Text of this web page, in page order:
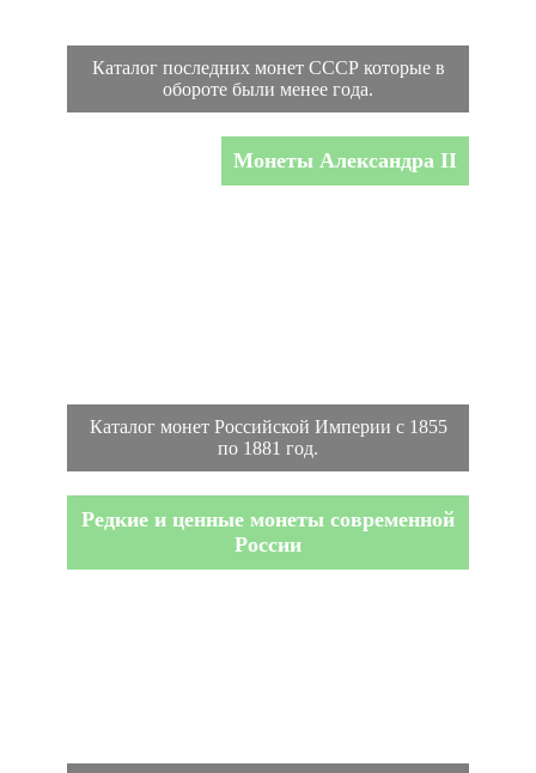
Каталог последних монет СССР которые в
обороте были менее года.
Монеты Александра II
Каталог монет Российской Империи с 1855
по 1881 год.
Редкие и ценные монеты современной
России